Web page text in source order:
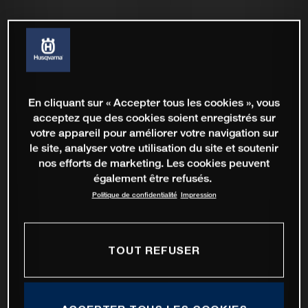
En cliquant sur « Accepter tous les cookies », vous
acceptez que des cookies soient enregistrés sur
votre appareil pour améliorer votre navigation sur
le site, analyser votre utilisation du site et soutenir
nos efforts de marketing. Les cookies peuvent
également être refusés.
Politique de confidentialité Impression
TOUT REFUSER